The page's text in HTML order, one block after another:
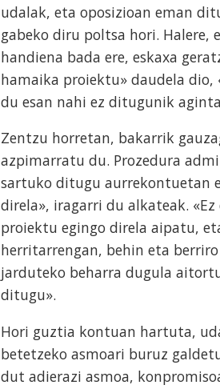
udalak, eta oposizioan eman
gabeko diru poltsa hori.
handiena bada ere, eskaxa
hamaika proiektu» daudela
du esan nahi ez ditugunik
Zentzu horretan, bakarrik
azpimarratu du. Prozedura
sartuko ditugu aurrekontuetan
direla», iragarri du alkateak.
proiektu egingo direla aipatu,
herritarrengan, behin eta
jarduteko beharra dugula
ditugu».
Hori guztia kontuan hartuta,
betetzeko asmoari buruz
dut adierazi asmoa,